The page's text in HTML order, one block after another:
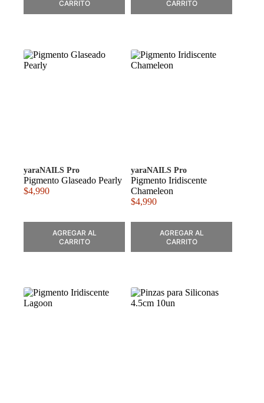
CARRITO
CARRITO
yaraNAILS Pro
Pigmento Glaseado Pearly
$4,990
AGREGAR AL
CARRITO
yaraNAILS Pro
Pigmento Iridiscente
Chameleon
$4,990
AGREGAR AL
CARRITO